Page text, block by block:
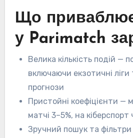
Що приваблює
у Parimatch
Велика кількість подій —
включаючи екзотичні ліги
прогнози
Пристойні коефіцієнти —
матчі 3–5%, на
Зручний пошук та